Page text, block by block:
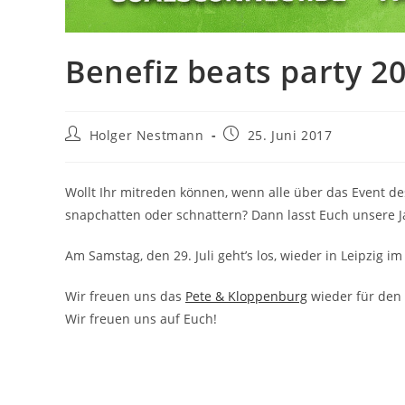
Benefiz beats party
Beitrags-
Holger Nestmann
Beitrag25. Juni 2017
Wollt Ihr mitreden können, wenn alle über das Event
snapchatten oder schnattern? Dann lasst Euch unsere
Am Samstag, den 29. Juli geht’s los, wieder in Leipzig
Wir freuen uns das Pete & Kloppenburg wieder für den
Wir freuen uns auf Euch!